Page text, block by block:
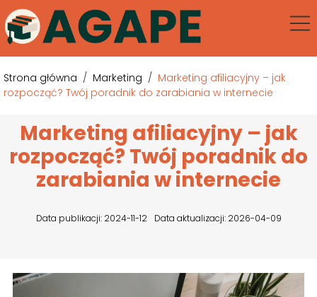
Strona główna / Marketing / Marketing afiliacyjny – jak
rozpocząć? Twój poradnik do zarabiania w internecie
Marketing afiliacyjny – jak
rozpocząć? Twój poradnik do
zarabiania w internecie
Data publikacji: 2024-11-12 Data aktualizacji: 2026-04-09